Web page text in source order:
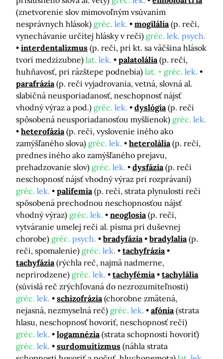
(znetvorenie slov mimovoľným vsúvaním
nesprávnych hlások) gréc. lek. mogilália (p. reči,
vynechávanie určitej hlásky v reči) gréc. lek. psych.
interdentalizmus (p. reči, pri kt. sa väčšina hlások
tvorí medzizubne) lat. lek. palatolália (p. reči,
huhňavosť, pri rázštepe podnebia) lat. + gréc. lek.
parafrázia (p. reči vyjadrovania, vetná, slovná al.
slabičná neusporiadanosť, neschopnosť nájsť
vhodný výraz a pod.) gréc. lek. dyslógia (p. reči
spôsobená neusporiadanosťou myšlienok) gréc. lek.
heterofázia (p. reči, vyslovenie iného ako
zamýšľaného slova) gréc. lek. heterolália (p. reči,
prednes iného ako zamýšľaného prejavu,
prehadzovanie slov) gréc. lek. dysfázia (p. reči
neschopnosť nájsť vhodný výraz pri rozprávaní)
gréc. lek. palifemia (p. reči, strata plynulosti reči
spôsobená prechodnou neschopnosťou nájsť
vhodný výraz) gréc. lek. neoglosia (p. reči,
vytváranie umelej reči al. písma pri duševnej
chorobe) gréc. psych. bradyfázia bradylalia (p.
reči, spomalenie) gréc. lek.
tachyfrázia
tachyfázia (rýchla reč, najmä nadmerne,
neprirodzene) gréc. lek. tachyfémia
tachylália
(súvislá reč zrýchľovaná do nezrozumiteľnosti)
gréc. lek. schizofrázia (chorobne zmätená,
nejasná, nezmyselná reč) gréc. lek. afónia (strata
hlasu, neschopnosť hovoriť, neschopnosť reči)
gréc. lek. logamnézia (strata schopnosti hovoriť)
gréc. lek. surdomuitizmus (náhla strata